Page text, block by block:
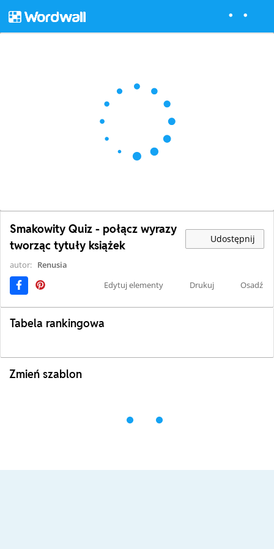
Smakowity Quiz - połącz wyrazy
tworząc tytuły książek
Udostępnij
autor: Renusia
Edytuj elementy
Drukuj Osadź
Tabela rankingowa
Zmień szablon